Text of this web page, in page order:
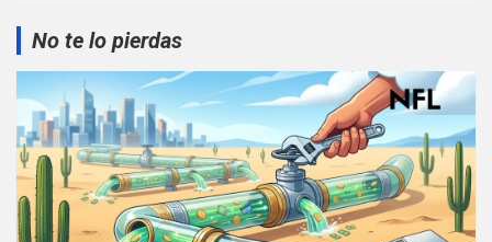
No te lo pierdas